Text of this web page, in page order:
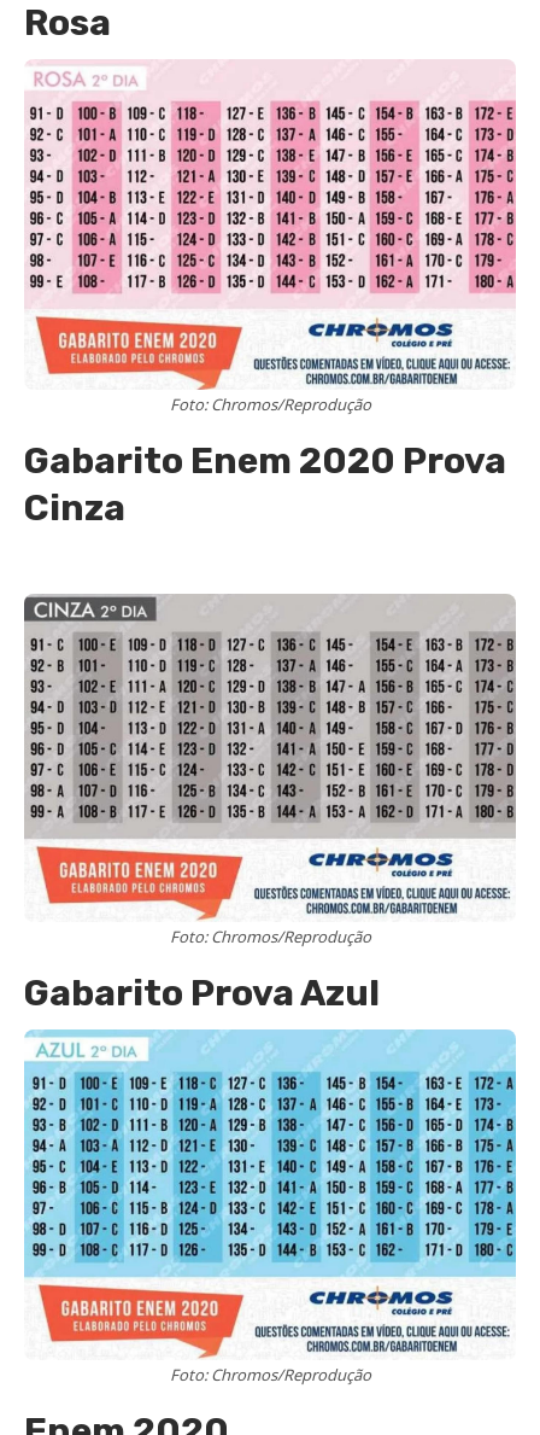
Rosa
Foto: Chromos/Reprodução
Gabarito Enem 2020 Prova
Cinza
Foto: Chromos/Reprodução
Gabarito Prova Azul
Foto: Chromos/Reprodução